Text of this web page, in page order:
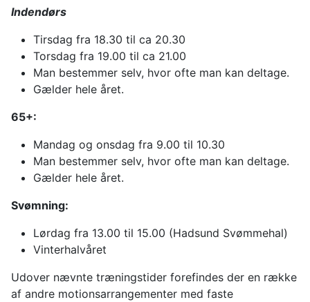
Indendørs
Tirsdag fra 18.30 til ca 20.30
Torsdag fra 19.00 til ca 21.00
Man bestemmer selv, hvor ofte man kan deltage.
Gælder hele året.
65+:
Mandag og onsdag fra 9.00 til 10.30
Man bestemmer selv, hvor ofte man kan deltage.
Gælder hele året.
Svømning:
Lørdag fra 13.00 til 15.00 (Hadsund Svømmehal)
Vinterhalvåret
Udover nævnte træningstider forefindes der en række
af andre motionsarrangementer med faste